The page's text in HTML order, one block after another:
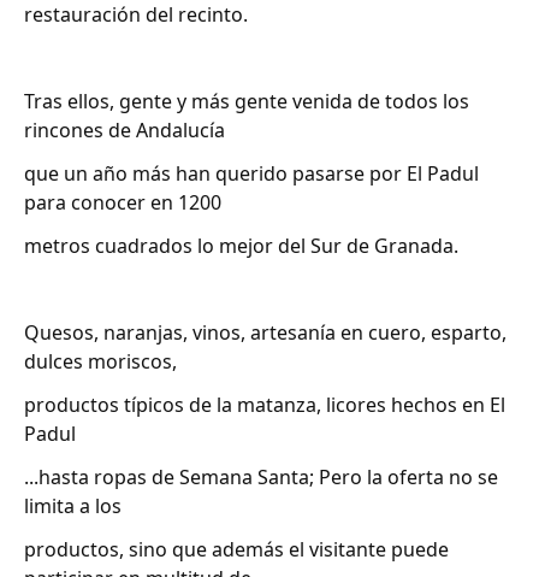
restauración del recinto.
Tras ellos, gente y más gente venida de todos los
rincones de Andalucía
que un año más han querido pasarse por El Padul
para conocer en 1200
metros cuadrados lo mejor del Sur de Granada.
Quesos, naranjas, vinos, artesanía en cuero, esparto,
dulces moriscos,
productos típicos de la matanza, licores hechos en El
Padul
...hasta ropas de Semana Santa; Pero la oferta no se
limita a los
productos, sino que además el visitante puede